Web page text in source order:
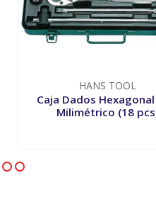
HANS TOOL
Caja Dados
Milimétrico (18